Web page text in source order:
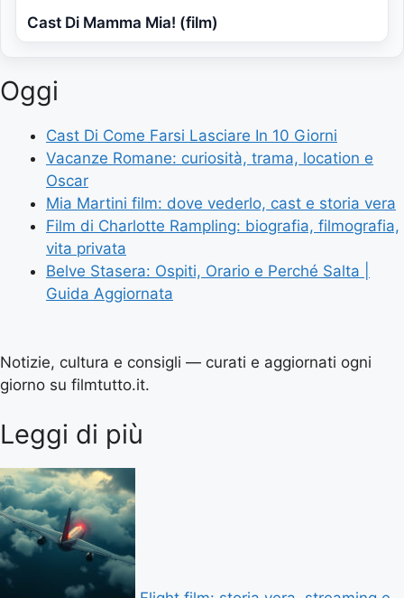
Cast Di Mamma Mia! (film)
Oggi
Cast Di Come Farsi Lasciare In 10 Giorni
Vacanze Romane: curiosità, trama, location e
Oscar
Mia Martini film: dove vederlo, cast e storia vera
Film di Charlotte Rampling: biografia, filmografia,
vita privata
Belve Stasera: Ospiti, Orario e Perché Salta |
Guida Aggiornata
Notizie, cultura e consigli — curati e aggiornati ogni
giorno su filmtutto.it.
Leggi di più